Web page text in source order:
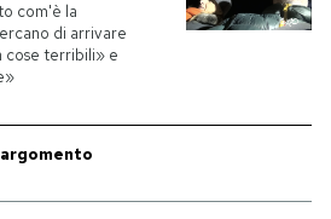
Ok Boomer!
com'è la
di arrivare
cose terribili» e